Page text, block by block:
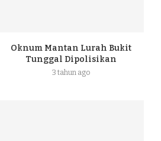
Oknum Mantan Lurah Bukit
Tunggal Dipolisikan
3 tahun ago